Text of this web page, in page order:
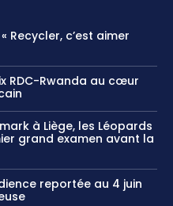
Recycler, c’est aimer
RDC-Rwanda au cœur
à Liège, les Léopards
grand examen avant la
reportée au 4 juin